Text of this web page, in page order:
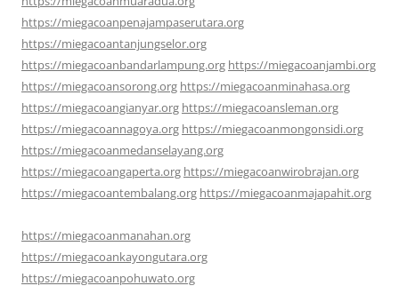
https://miegacoanpenajampaserutara.org
https://miegacoantanjungselor.org
https://miegacoanbandarlampung.org https://miegacoanjambi.org
https://miegacoansorong.org https://miegacoanminahasa.org
https://miegacoangianyar.org https://miegacoansleman.org
https://miegacoannagoya.org https://miegacoanmongonsidi.org
https://miegacoanmedanselayang.org
https://miegacoangaperta.org https://miegacoanwirobrajan.org
https://miegacoantembalang.org https://miegacoanmajapahit.org
https://miegacoanmanahan.org
https://miegacoankayongutara.org
https://miegacoanpohuwato.org